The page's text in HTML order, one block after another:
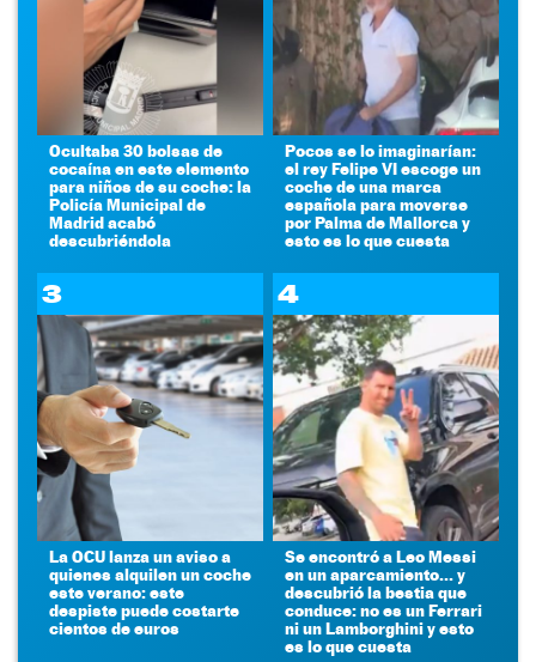
Ocultaba 30 bolsas de
cocaína en este elemento
para niños de su coche: la
Policía Municipal de
Madrid acabó
descubriéndola
Pocos se lo imaginarían:
el rey Felipe VI escoge un
coche de una marca
española para moverse
por Palma de Mallorca y
esto es lo que cuesta
3
La OCU lanza un aviso a
quienes alquilen un coche
este verano: este
despiste puede costarte
cientos de euros
4
Se encontró a Leo Messi
en un aparcamiento... y
descubrió la bestia que
conduce: no es un Ferrari
ni un Lamborghini y esto
es lo que cuesta